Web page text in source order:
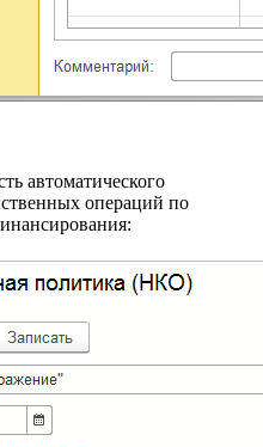
автоматического
операций по